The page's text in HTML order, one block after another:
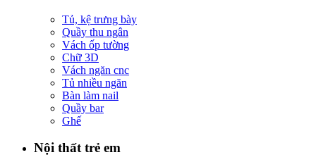
Tủ, kệ trưng bày
Quầy thu ngân
Vách ốp tường
Chữ 3D
Vách ngăn cnc
Tủ nhiều ngăn
Bàn làm nail
Quầy bar
Ghế
Nội thất trẻ em